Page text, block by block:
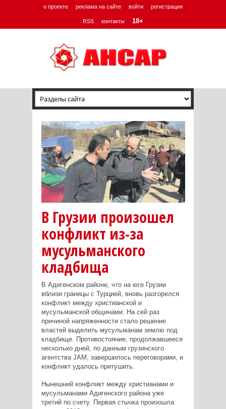
о проекте реклама на сайте войти регистрация
RSS контакты 18+
В Грузии произошел
конфликт из-за
мусульманского
кладбища
В Адигенском районе, что на юге Грузии
вблизи границы с Турцией, вновь разгорелся
конфликт между христианской и
мусульманской общинами. На сей раз
причиной напряженности стало решение
властей выделить мусульманам землю под
кладбище. Противостояние, продолжавшееся
несколько дней, по данным грузинского
агентства JAM, завершилось переговорами, и
конфликт удалось притушить.
Нынешний конфликт между христианами и
мусульманами Адигенского района уже
третий по счету. Первая стычка произошла